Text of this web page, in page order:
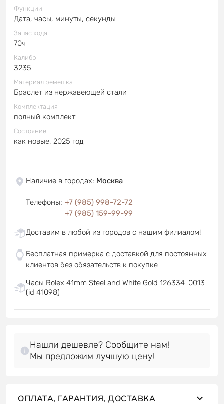
Функции
Дата, часы, минуты, секунды
Запас хода
70ч
Калибр
3235
Материал ремешка
Браслет из нержавеющей стали
Комплектация
полный комплект
Состояние
как новые, 2025 год
Наличие в городах: Москва
Телефоны: +7 (985) 998-72-72
+7 (985) 159-99-99
Доставим в любой из городов с нашим филиалом!
Бесплатная примерка с доставкой для постоянных
клиентов без обязательств к покупке
Часы Rolex 41mm Steel and White Gold 126334-0013
(id 41098)
Нашли дешевле? Сообщите нам!
Мы предложим лучшую цену!
ОПЛАТА, ГАРАНТИЯ, ДОСТАВКА